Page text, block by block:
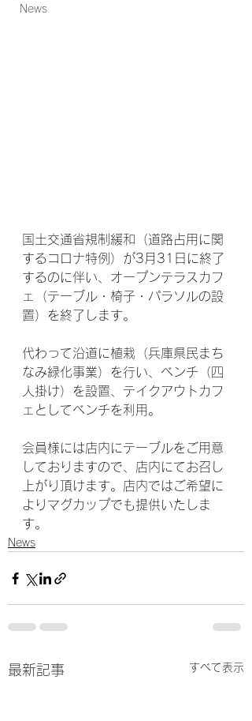
News
国土交通省規制緩和（道路占用に関
するコロナ特例）が3月31日に終了
するのに伴い、オープンテラスカフ
ェ（テーブル・椅子・パラソルの設
置）を終了します。
代わって沿道に植栽（兵庫県民まち
なみ緑化事業）を行い、ベンチ（四
人掛け）を設置、テイクアウトカフ
ェとしてベンチを利用。
会員様には店内にテーブルをご用意
しておりますので、店内にてお召し
上がり頂けます。店内ではご希望に
よりマグカップでも提供いたしま
す。
News
最新記事 すべて表示